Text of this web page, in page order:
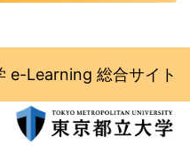
e-Learning 総合サイト